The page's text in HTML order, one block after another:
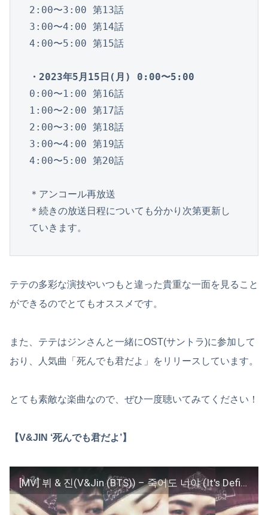
2:00〜3:00 第13話
3:00〜4:00 第14話
4:00〜5:00 第15話
・2023年5月15日(月) 0:00〜5:00
0:00〜1:00 第16話
1:00〜2:00 第17話
2:00〜3:00 第18話
3:00〜4:00 第19話
4:00〜5:00 第20話
＊アンコール再放送
＊続きの放送日程についても分かり次第更新し
ていきます。
テテの多彩な演技やいつもと違った貴重な一面を見ること
ができるのでとてもオススメです。
また、テテはジンさんと一緒にOST(サントラ)に参加して
おり、人気曲「死んでも君だよ」をリリースしています。
とても素敵な楽曲なので、ぜひ一度聴いてみてください！
【V&JIN ‘死んでも君だよ’】
[MV] 뷔 & 진(V&Jin (BTS)) – 죽어도 너야 (It's Definitely You) [화랑(HWARANG) Pt.2]